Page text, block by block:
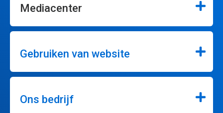
Mediacenter
Gebruiken van website
Ons bedrijf